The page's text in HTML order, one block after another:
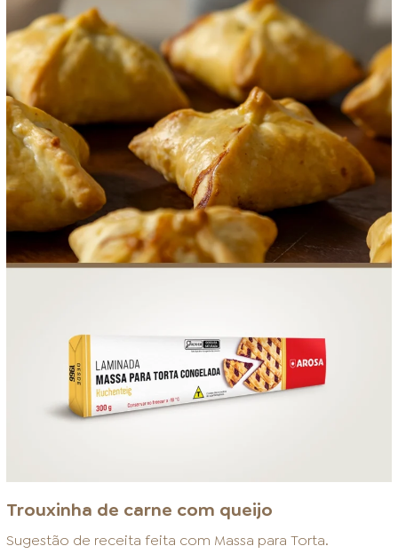
Trouxinha de carne com queijo
Sugestão de receita feita com Massa para Torta.